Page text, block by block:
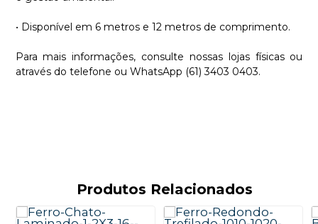
• Disponível em 6 metros e 12 metros de comprimento.
Para mais informações, consulte nossas lojas físicas ou
através do telefone ou WhatsApp (61) 3403 0403.
Produtos Relacionados